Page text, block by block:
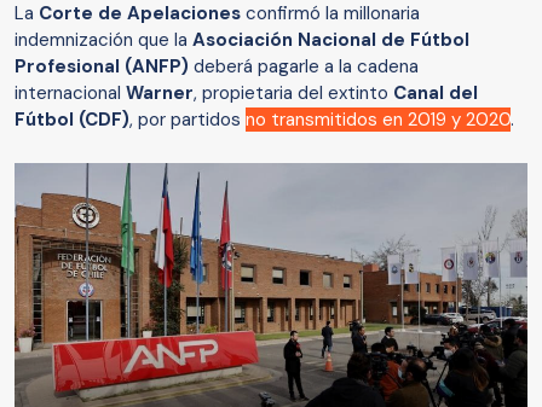
La Corte de Apelaciones confirmó la millonaria
indemnización que la Asociación Nacional de Fútbol
Profesional (ANFP) deberá pagarle a la cadena
internacional Warner, propietaria del extinto Canal del
Fútbol (CDF), por partidos no transmitidos en 2019 y 2020.